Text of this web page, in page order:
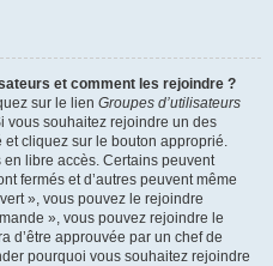
et comment les rejoindre ?
sur le lien Groupes d’utilisateurs
vous souhaitez rejoindre un des
cliquez sur le bouton approprié.
libre accès. Certains peuvent
fermés et d’autres peuvent même
», vous pouvez le rejoindre
», vous pouvez rejoindre le
d’être approuvée par un chef de
pourquoi vous souhaitez rejoindre